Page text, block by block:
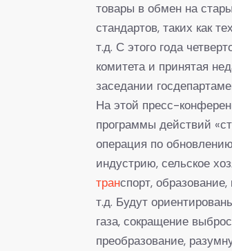
товары в обмен на
стандартов, таких как
т.д. С этого года
комитета и принятая
заседании
На этой пресс-
программы действий
операция по
индустрию, сельское
транспорт,
т.д. Будут
газа, сокращение
преобразование,